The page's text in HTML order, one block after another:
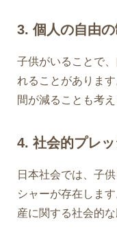
3. 個人の自由
子供がいることで
れることがありま
間が減ることも考え
4. 社会的プレ
日本社会では、子
シャーが存在しま
産に関する社会的